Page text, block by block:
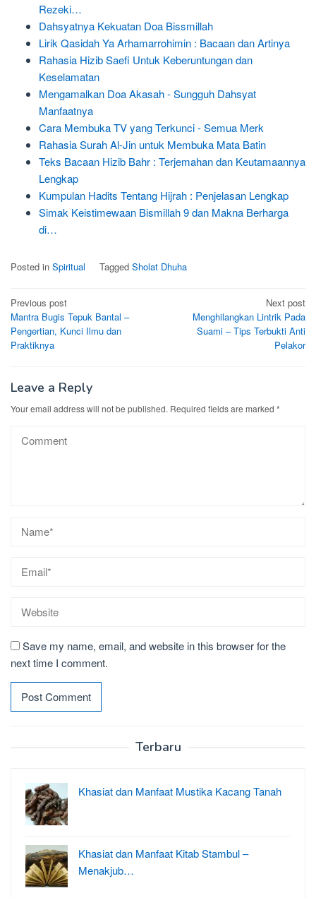
Rezeki…
Dahsyatnya Kekuatan Doa Bissmillah
Lirik Qasidah Ya Arhamarrohimin : Bacaan dan Artinya
Rahasia Hizib Saefi Untuk Keberuntungan dan
Keselamatan
Mengamalkan Doa Akasah - Sungguh Dahsyat
Manfaatnya
Cara Membuka TV yang Terkunci - Semua Merk
Rahasia Surah Al-Jin untuk Membuka Mata Batin
Teks Bacaan Hizib Bahr : Terjemahan dan Keutamaannya
Lengkap
Kumpulan Hadits Tentang Hijrah : Penjelasan Lengkap
Simak Keistimewaan Bismillah 9 dan Makna Berharga
di…
Posted in Spiritual Tagged Sholat Dhuha
Post
navigation
Previous post
Mantra Bugis Tepuk Bantal –
Pengertian, Kunci Ilmu dan
Praktiknya
Next post
Menghilangkan Lintrik Pada
Suami – Tips Terbukti Anti
Pelakor
Leave a Reply
Your email address will not be published. Required fields are marked *
Save my name, email, and website in this browser for the
next time I comment.
Terbaru
Khasiat dan Manfaat Mustika Kacang Tanah
Khasiat dan Manfaat Kitab Stambul –
Menakjub…